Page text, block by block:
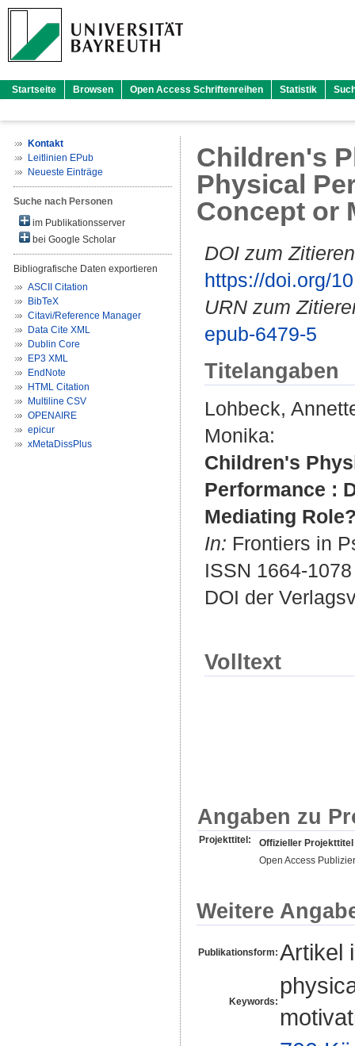
Startseite Browsen Open Access Schriftenreihen Statistik
Kontakt
Leitlinien EPub
Neueste Einträge
Suche nach Personen
im Publikationsserver
bei Google Scholar
Bibliografische Daten exportieren
ASCII Citation
BibTeX
Citavi/Reference Manager
Data Cite XML
Dublin Core
EP3 XML
EndNote
HTML Citation
Multiline CSV
OPENAIRE
epicur
xMetaDissPlus
Children's
Physical
Concept or
DOI zum
https://doi.org/
URN zum
epub-6479-5
Titelangaben
Lohbeck,
Monika:
Children's
Performance :
Mediating
In: Frontiers in
ISSN 1664-1078
DOI der
Volltext
Angaben zu
Projekttitel:
Offizieller Projekttitel
Open Access
Weitere
Publikationsform: Artikel
Keywords: